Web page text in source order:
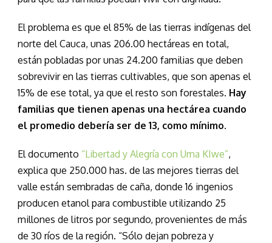
El problema es que el 85% de las tierras indígenas del
norte del Cauca, unas 206.00 hectáreas en total,
están pobladas por unas 24.200 familias que deben
sobrevivir en las tierras cultivables, que son apenas el
15% de ese total, ya que el resto son forestales. Hay
familias que tienen apenas una hectárea cuando
el promedio debería ser de 13, como mínimo.
El documento “Libertad y Alegría con Uma KIwe”,
explica que 250.000 has. de las mejores tierras del
valle están sembradas de caña, donde 16 ingenios
producen etanol para combustible utilizando 25
millones de litros por segundo, provenientes de más
de 30 ríos de la región. “Sólo dejan pobreza y